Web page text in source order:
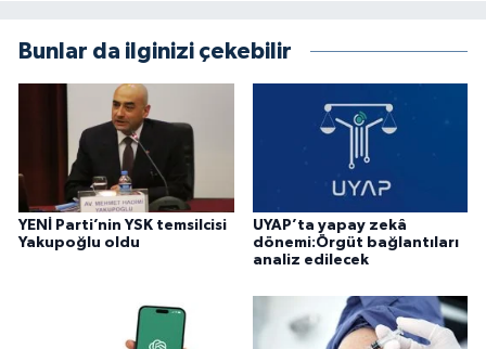
Bunlar da ilginizi çekebilir
YENİ Parti’nin YSK temsilcisi
Yakupoğlu oldu
UYAP’ta yapay zekâ
dönemi:Örgüt bağlantıları
analiz edilecek